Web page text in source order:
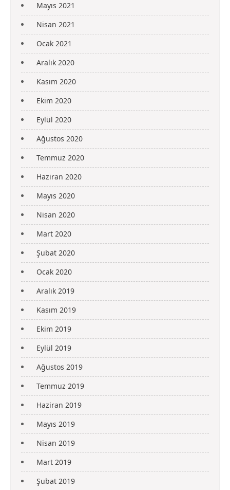
Mayıs 2021
Nisan 2021
Ocak 2021
Aralık 2020
Kasım 2020
Ekim 2020
Eylül 2020
Ağustos 2020
Temmuz 2020
Haziran 2020
Mayıs 2020
Nisan 2020
Mart 2020
Şubat 2020
Ocak 2020
Aralık 2019
Kasım 2019
Ekim 2019
Eylül 2019
Ağustos 2019
Temmuz 2019
Haziran 2019
Mayıs 2019
Nisan 2019
Mart 2019
Şubat 2019